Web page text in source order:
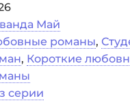
Май
романы,
, Короткие
серии